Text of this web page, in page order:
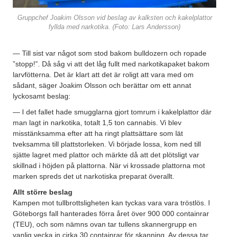
Gruppchef Joakim Olsson vid beslag av kalksten och kakelplattor
fyllda med narkotika. (Foto: Lars Andersson)
— Till sist var något som stod bakom bulldozern och ropade
”stopp!”. Då såg vi att det låg fullt med narkotikapaket bakom
larvfötterna. Det är klart att det är roligt att vara med om
sådant, säger Joakim Olsson och berättar om ett annat
lyckosamt beslag:
— I det fallet hade smugglarna gjort tomrum i kakelplattor där
man lagt in narkotika, totalt 1,5 ton cannabis. Vi blev
misstänksamma efter att ha ringt plattsättare som lät
tveksamma till plattstorleken. Vi började lossa, kom ned till
sjätte lagret med plattor och märkte då att det plötsligt var
skillnad i höjden på plattorna. När vi krossade plattorna mot
marken spreds det ut narkotiska preparat överallt.
Allt större beslag
Kampen mot tullbrottsligheten kan tyckas vara vara tröstlös. I
Göteborgs fall hanterades förra året över 900 000 containrar
(TEU), och som nämns ovan tar tullens skannergrupp en
vanlig vecka in cirka 30 containrar för skanning. Av dessa tar